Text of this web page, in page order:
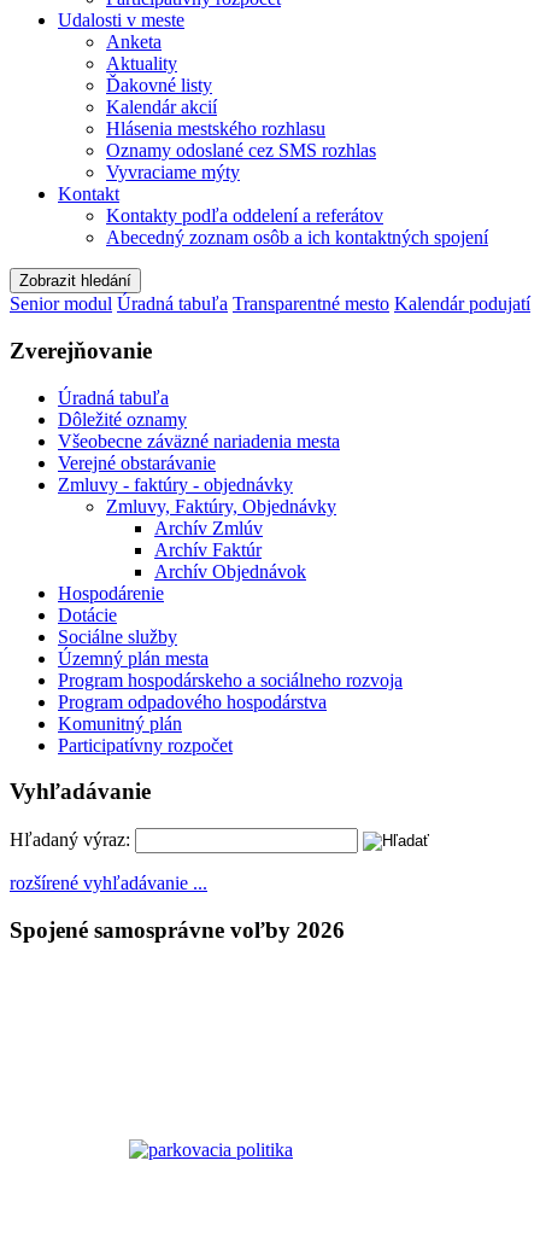
Udalosti v meste
Anketa
Aktuality
Ďakovné listy
Kalendár akcií
Hlásenia mestského rozhlasu
Oznamy odoslané cez SMS rozhlas
Vyvraciame mýty
Kontakt
Kontakty podľa oddelení a referátov
Abecedný zoznam osôb a ich kontaktných spojení
Zobrazit hledání
Senior modul Úradná tabuľa Transparentné mesto Kalendár podujatí
Zverejňovanie
Úradná tabuľa
Dôležité oznamy
Všeobecne záväzné nariadenia mesta
Verejné obstarávanie
Zmluvy - faktúry - objednávky
Zmluvy, Faktúry, Objednávky
Archív Zmlúv
Archív Faktúr
Archív Objednávok
Hospodárenie
Dotácie
Sociálne služby
Územný plán mesta
Program hospodárskeho a sociálneho rozvoja
Program odpadového hospodárstva
Komunitný plán
Participatívny rozpočet
Vyhľadávanie
Hľadaný výraz:
rozšírené vyhľadávanie ...
Spojené samosprávne voľby 2026